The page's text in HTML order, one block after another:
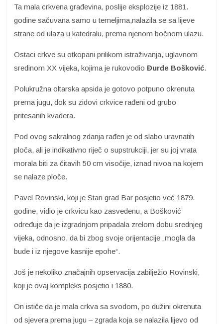
Ta mala crkvena građevina, poslije eksplozije iz 1881.
godine sačuvana samo u temeljima,nalazila se sa lijeve
strane od ulaza u katedralu, prema njenom bočnom ulazu.
Ostaci crkve su otkopani prilikom istraživanja, uglavnom
sredinom XX vijeka, kojima je rukovodio Đurđe Bošković.
Polukružna oltarska apsida je gotovo potpuno okrenuta
prema jugu, dok su zidovi crkvice rađeni od grubo
pritesanih kvadera.
Pod ovog sakralnog zdanja rađen je od slabo uravnatih
ploča, ali je indikativno riječ o supstrukciji, jer su joj vrata
morala biti za čitavih 50 cm visočije, iznad nivoa na kojem
se nalaze ploče.
Pavel Rovinski, koji je Stari grad Bar posjetio već 1879.
godine, vidio je crkvicu kao zasvedenu, a Bošković
određuje da je izgradnjom pripadala zrelom dobu srednjeg
vijeka, odnosno, da bi zbog svoje orijentacije „mogla da
bude i iz njegove kasnije epohe“.
Još je nekoliko značajnih opservacija zabilježio Rovinski,
koji je ovaj kompleks posjetio i 1880.
On ističe da je mala crkva sa svodom, po dužini okrenuta
od sjevera prema jugu – zgrada koja se nalazila lijevo od